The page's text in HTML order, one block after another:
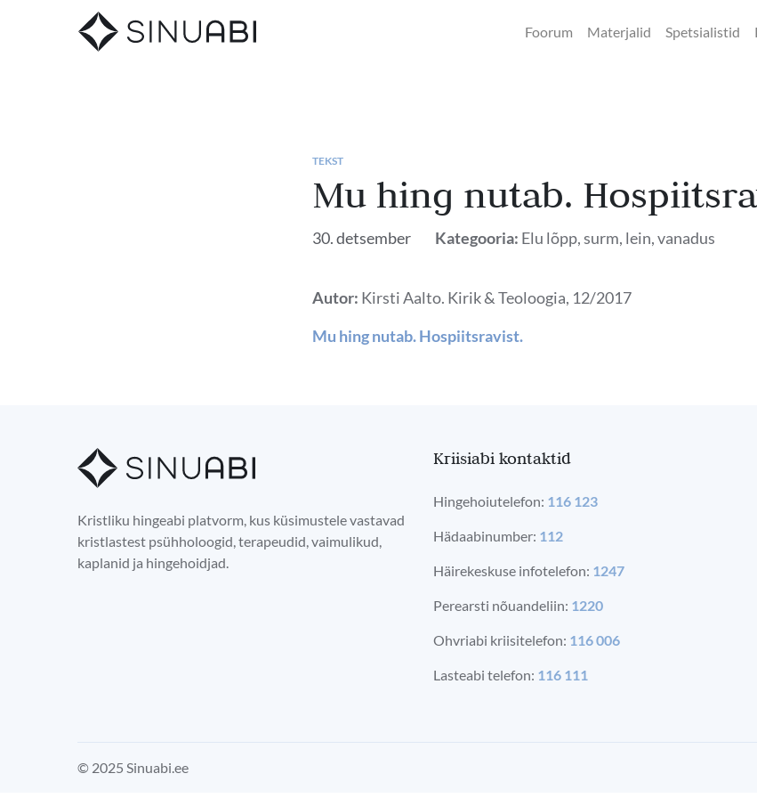
Foorum Materjalid Spetsialistid
TEKST
Mu hing nutab.
30. detsember Kategooria: Elu lõpp, surm, lein, vanadus
Autor: Kirsti Aalto. Kirik & Teoloogia, 12/2017
Mu hing nutab. Hospiitsravist.
Kristliku hingeabi platvorm, kus küsimustele vastavad
kristlastest psühholoogid, terapeudid, vaimulikud,
kaplanid ja hingehoidjad.
Kriisiabi kontaktid
Hingehoiutelefon: 116 123
Hädaabinumber: 112
Häirekeskuse infotelefon: 1247
Perearsti nõuandeliin: 1220
Ohvriabi kriisitelefon: 116 006
Lasteabi telefon: 116 111
© 2025 Sinuabi.ee